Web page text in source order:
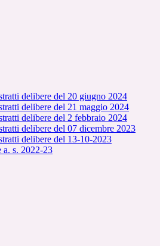
delibere del 20 giugno 2024
delibere del 21 maggio 2024
delibere del 2 febbraio 2024
delibere del 07 dicembre 2023
delibere del 13-10-2023
a. s. 2022-23